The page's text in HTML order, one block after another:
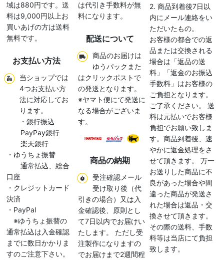
域は880円です。送
料は9,000円以上お
買いあげの方は送料
無料です。
お支払い方法
当ショップでは
4つお支払い方
法に対応してお
ります。
・銀行振込
PayPay銀行
楽天銀行
・ゆうちょ振替
通常払込、総合
口座
・クレジットカード
決済
・PayPal
※ゆうちょ振替の
通常払込は入金確認
までに数日かかりま
すのご注意下さい。
は代引き手数料が無
料になります。
配送について
商品のお届けは
ゆうパックまた
はクリックポストで
の発送となります。
※ヤマト便にて発送に
なる場合がございま
す。
商品の納期
受注確認メール
受け取り後（代
引きの場合）又は入
金確認後、原則とし
て7日以内でお届けい
たします。 ただし受
注製作になりますの
でお届けまで2週間程
2. 商品到着後7日以
内にメール連絡をい
ただいたもの。
お客様の都合での返
品または交換される
場合は「返品の送
料」「返金のお振込
手数料」はお客様の
ご負担となります。
ご了承ください。 送
料は元払いでお客様
負担でお願い致しま
す。商品到着後、速
やかに返金処理をさ
せて頂きます。 万一
お送りした商品に不
良があった場合や間
違った商品が発送さ
れた場合は返品・交
換させて頂きます。
その際の送料、手数
料等は当店にて負担
致します。